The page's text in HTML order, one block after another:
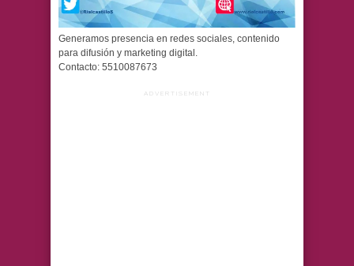
Generamos presencia en redes sociales, contenido
para difusión y marketing digital.
Contacto: 5510087673
ADVERTISEMENT